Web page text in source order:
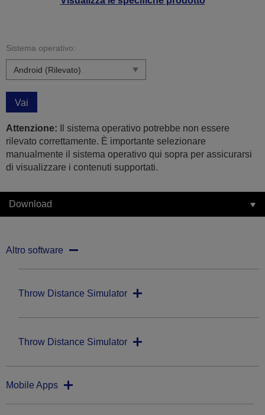
Sistema operativo:
Vai
Attenzione: Il sistema operativo potrebbe non essere
rilevato correttamente. È importante selezionare
manualmente il sistema operativo qui sopra per assicurarsi
di visualizzare i contenuti supportati.
Download
Altro software
Throw Distance Simulator
Throw Distance Simulator
Mobile Apps